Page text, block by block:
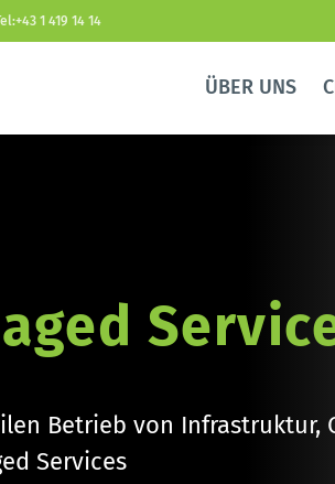
1 419 14 14
ÜBER UNS
Betrieb von Infrastruktur,
Services